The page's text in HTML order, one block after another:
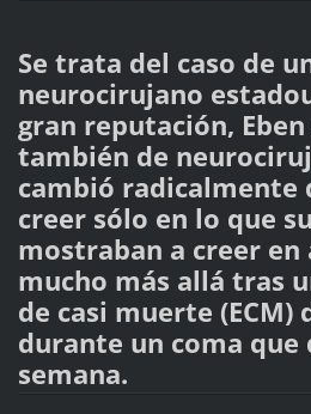
Se trata del caso de
neurocirujano
gran reputación,
también de
cambió radicalmente
creer sólo en lo que
mostraban a creer en
mucho más allá tras
de casi muerte (ECM)
durante un coma que
semana.